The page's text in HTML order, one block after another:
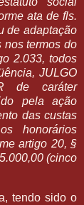
ata de fls.
de adaptação
nos termos do
2.033, todos
JULGO
de caráter
pela ação
das custas
honorários
artigo 20, §
(cinco
tendo sido o